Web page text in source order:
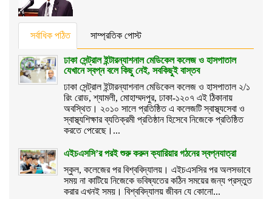
সর্বাধিক পঠিত সাম্প্রতিক পোস্ট
ঢাকা সেন্ট্রাল ইন্টারন্যাশনাল মেডিকেল কলেজ ও হাসপাতাল
যেখানে স্বপ্ন বলে কিছু নেই, সবকিছুই বাস্তব
ঢাকা সেন্ট্রাল ইন্টারন্যাশনাল মেডিকেল কলেজ ও হাসপাতাল ২/১
রিং রোড, শ্যামলী, মোহাম্মদপুর, ঢাকা-১২০৭ এই ঠিকানায়
অবস্থিত। ২০১০ সালে প্রতিষ্ঠিত এ কলেজটি স্বাস্থ্যসেবা ও
স্বাস্থ্যশিক্ষার ব্যতিক্রমী প্রতিষ্ঠান হিসেবে নিজেকে প্রতিষ্ঠিত
করতে পেরেছে।...
এইচএসসি’র পরই শুরু করুন ক্যারিয়ার গঠনের স্বপ্নযাত্রা
স্কুল, কলেজের পর বিশ্ববিদ্যালয়। এইচএসসির পর অলসভাবে
সময় না কাটিয়ে নিজেকে ভবিষ্যতের কঠিন সময়ের জন্য প্রস্তুত
করার এখনই সময়। বিশ্ববিদ্যালয় জীবন যে কোনো...